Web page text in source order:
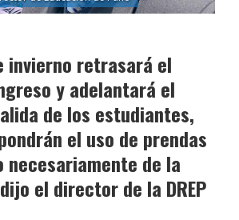
invierno retrasará el
y adelantará el
de los estudiantes,
el uso de prendas
necesariamente de la
el director de la DREP